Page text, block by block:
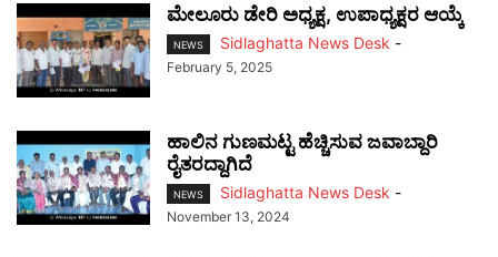
ಮೇಲೂರು ಡೇರಿ ಅಧ್ಯಕ್ಷ, ಉಪಾಧ್ಯಕ್ಷರ ಆಯ್ಕೆ
NEWS Sidlaghatta News Desk -
February 5, 2025
ಹಾಲಿನ ಗುಣಮಟ್ಟ ಹೆಚ್ಚಿಸುವ ಜವಾಬ್ದಾರಿ
ರೈತರದ್ದಾಗಿದೆ
NEWS Sidlaghatta News Desk -
November 13, 2024